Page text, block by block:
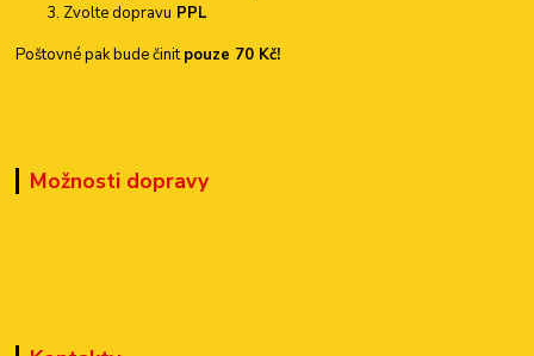
Zvolte dopravu PPL
Poštovné pak bude činitpouze 70 Kč!
Možnosti dopravy